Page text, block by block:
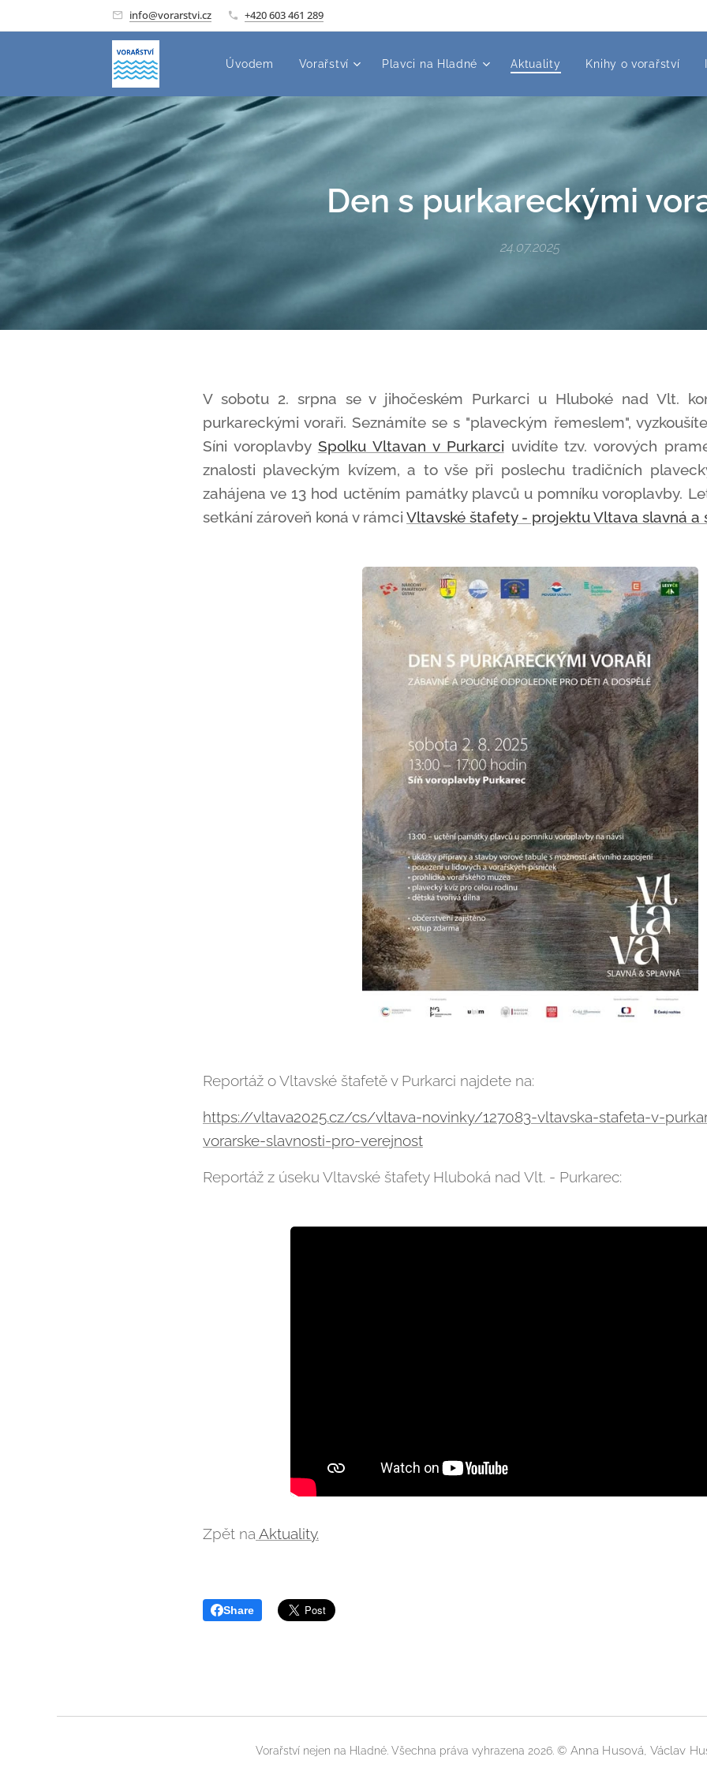
info@vorarstvi.cz +420 603 461 289
Úvodem Vorařství Plavci na Hladné Aktuality Knihy o vorařství
Den s purkareckými
24.07.2025
V sobotu 2. srpna se v jihočeském Purkarci u Hluboké nad Vlt.
purkareckými voraři. Seznámíte se s "plaveckým řemeslem",
Síni voroplavby Spolku Vltavan v Purkarci uvidíte tzv. vorových
znalosti plaveckým kvízem, a to vše při poslechu tradičních
zahájena ve 13 hod uctěním památky plavců u pomníku voroplavby.
setkání zároveň koná v rámci Vltavské štafety - projektu Vltava slavná a
Reportáž o Vltavské štafetě v Purkarci najdete na:
https://vltava2025.cz/cs/vltava-novinky/127083-vltavska-stafeta-v-
vorarske-slavnosti-pro-verejnost
Reportáž z úseku Vltavské štafety Hluboká nad Vlt. - Purkarec:
Zpět na Aktuality.
Share
Vorařství nejen na Hladné. Všechna práva vyhrazena 2026.© Anna Husová, Václav